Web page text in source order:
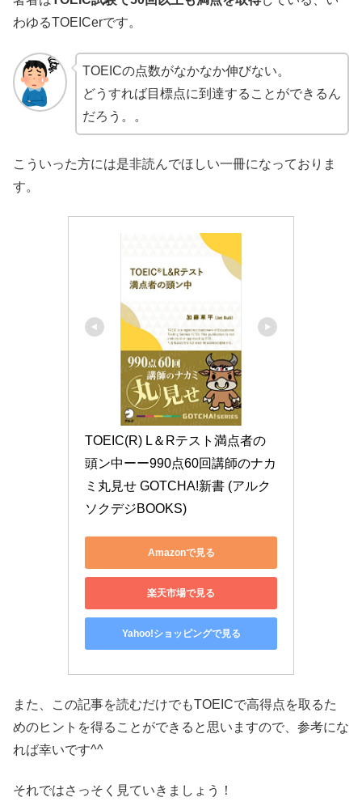
わゆるTOEICerです。
TOEICの点数がなかなか伸びない。
どうすれば目標点に到達することができるん
だろう。。
こういった方には是非読んでほしい一冊になっておりま
す。
TOEIC(R) L＆Rテスト満点者の
頭ン中ーー990点60回講師のナカ
ミ丸見せ GOTCHA!新書 (アルク
ソクデジBOOKS)
Amazonで見る
楽天市場で見る
Yahoo!ショッピングで見る
また、この記事を読むだけでもTOEICで高得点を取るた
めのヒントを得ることができると思いますので、参考にな
れば幸いです^^
それではさっそく見ていきましょう！